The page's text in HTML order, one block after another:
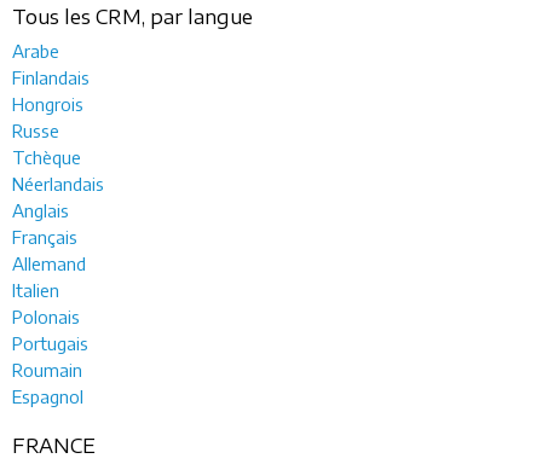
Tous les CRM, par langue
Arabe
Finlandais
Hongrois
Russe
Tchèque
Néerlandais
Anglais
Français
Allemand
Italien
Polonais
Portugais
Roumain
Espagnol
FRANCE